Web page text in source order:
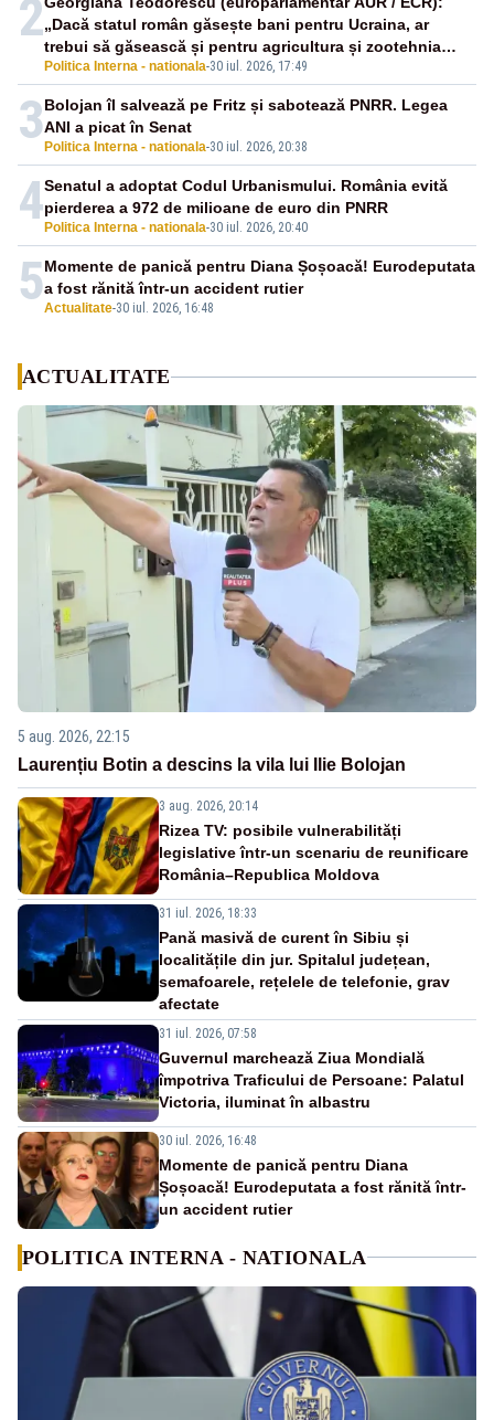
2
Politica Interna - nationala-30 iul. 2026, 17:49
„Dacă statul român găsește bani pentru Ucraina, ar
trebui să găsească și pentru agricultura și zootehnia
românească!”
3 Politica Interna - nationala-30 iul. 2026, 20:38
Bolojan îl salvează pe Fritz și sabotează PNRR. Legea
ANI a picat în Senat
4 Politica Interna - nationala-30 iul. 2026, 20:40
Senatul a adoptat Codul Urbanismului. România evită
pierderea a 972 de milioane de euro din PNRR
5Actualitate-30 iul. 2026, 16:48
Momente de panică pentru Diana Șoșoacă! Eurodeputata
a fost rănită într-un accident rutier
ACTUALITATE
5 aug. 2026, 22:15
Laurențiu Botin a descins la vila lui Ilie Bolojan
3 aug. 2026, 20:14
Rizea TV: posibile vulnerabilități
legislative într-un scenariu de reunificare
România–Republica Moldova
31 iul. 2026, 18:33
Pană masivă de curent în Sibiu și
localitățile din jur. Spitalul județean,
semafoarele, rețelele de telefonie, grav
afectate
31 iul. 2026, 07:58
Guvernul marchează Ziua Mondială
împotriva Traficului de Persoane: Palatul
Victoria, iluminat în albastru
30 iul. 2026, 16:48
Momente de panică pentru Diana
Șoșoacă! Eurodeputata a fost rănită într-
un accident rutier
POLITICA INTERNA - NATIONALA